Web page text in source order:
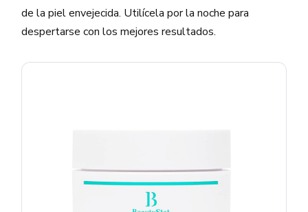
de la piel envejecida. Utilícela por la noche para
despertarse con los mejores resultados.